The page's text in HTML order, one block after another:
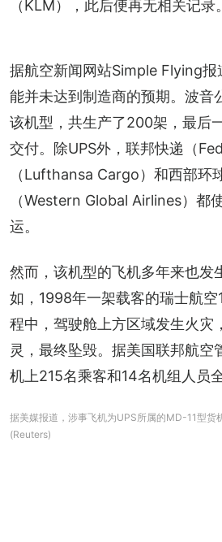
（KLM），此后便再无相关记录。
据航空新闻网站Simple Flying报
能并未达到制造商的预期。波音
该机型，共生产了200架，最后
交付。除UPS外，联邦快递（
（Lufthansa Cargo）和西部环
（Western Global Airlines）都
运。
然而，该机型的飞机多年来也发
如，1998年一架载客的瑞士航空
程中，驾驶舱上方区域发生火灾
灵，最终坠毁。据美国联邦航空
机上215名乘客和14名机组人员
据美媒报道，涉事飞机为UPS所属的MD-11型货
(Reuters)